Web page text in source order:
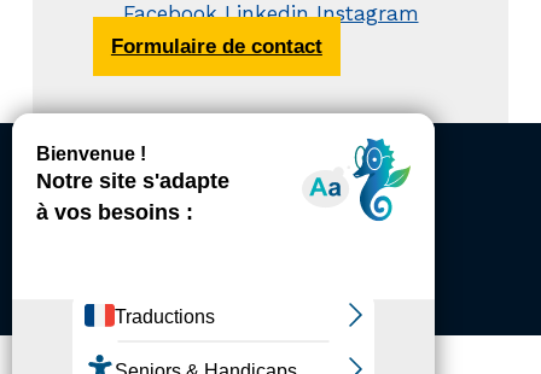
Facebook Linkedin Instagram
Formulaire de contact
ACCESSIBILITÉ
REVUE DE PRESSE
PLAN DU SITE
ACTUALITÉS